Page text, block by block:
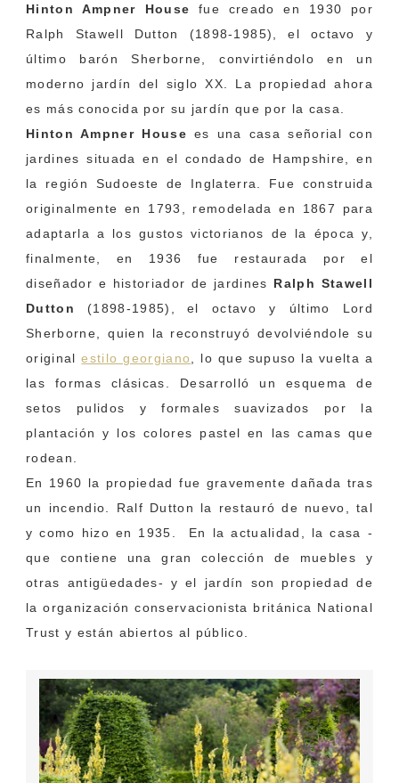
Hinton Ampner House fue creado en 1930 por
Ralph Stawell Dutton (1898-1985), el octavo y
último barón Sherborne, convirtiéndolo en un
moderno jardín del siglo XX. La propiedad ahora
es más conocida por su jardín que por la casa.
Hinton Ampner House es una casa señorial con
jardines situada en el condado de Hampshire, en
la región Sudoeste de Inglaterra. Fue construida
originalmente en 1793, remodelada en 1867 para
adaptarla a los gustos victorianos de la época y,
finalmente, en 1936 fue restaurada por el
diseñador e historiador de jardines Ralph Stawell
Dutton
(1898-1985),
el octavo y último Lord
Sherborne, quien la
reconstruyó devolviéndole su
originalestilo georgiano
, lo que supuso la vuelta a
las formas clásicas. Desarrolló un esquema de
setos pulidos y formales suavizados por la
plantación y los colores pastel en las camas que
rodean.
En 1960 la propiedad fue gravemente dañada tras
un incendio. Ralf Dutton la restauró de nuevo, tal
y como hizo en 1935. En la actualidad, la casa -
que contiene una gran colección de muebles y
otras antigüedades- y el jardín son propiedad de
la organización conservacionista británica National
Trust y están abiertos al público.